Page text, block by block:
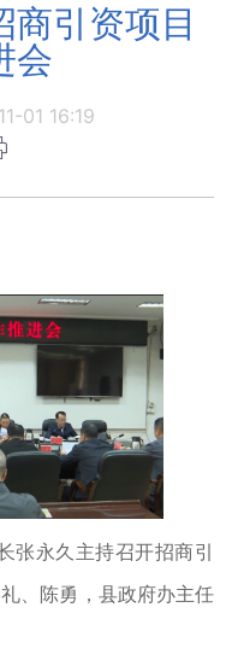
商引资项目
会
01 16:19
永久主持召开招商引
、陈勇，县政府办主任